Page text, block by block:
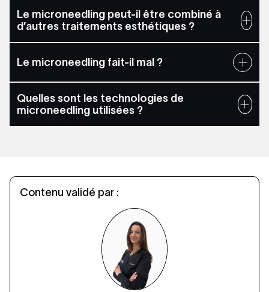
Le microneedling peut-il être combiné à
d’autres traitements esthétiques ?
Le microneedling fait-il mal ?
Quelles sont les technologies de
microneedling utilisées ?
Contenu validé par :